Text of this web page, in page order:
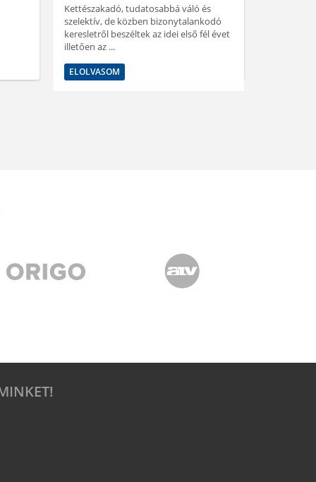
Kettészakadó, tudatosabbá váló és
szelektív, de közben bizonytalankodó
keresletről beszéltek az idei első fél évet
illetően az ...
ELOLVASOM